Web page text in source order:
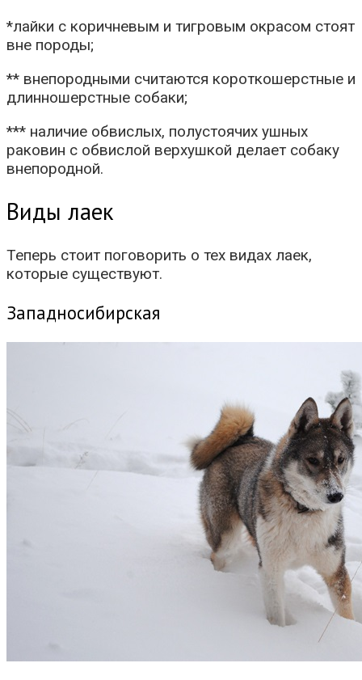
*лайки с коричневым и тигровым окрасом стоят
вне породы;
** внепородными считаются короткошерстные и
длинношерстные собаки;
*** наличие обвислых, полустоячих ушных
раковин с обвислой верхушкой делает собаку
внепородной.
Виды лаек
Теперь стоит поговорить о тех видах лаек,
которые существуют.
Западносибирская